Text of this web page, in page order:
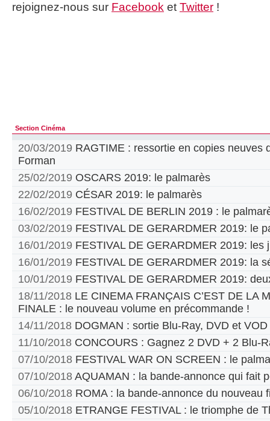
rejoignez-nous sur Facebook et Twitter !
Section Cinéma
20/03/2019 RAGTIME : ressortie en copies neuves
Forman
25/02/2019 OSCARS 2019: le palmarès
22/02/2019 CÉSAR 2019: le palmarès
16/02/2019 FESTIVAL DE BERLIN 2019 : le
03/02/2019 FESTIVAL DE GERARDMER 2019: le
16/01/2019 FESTIVAL DE GERARDMER 2019: les
16/01/2019 FESTIVAL DE GERARDMER 2019: la
10/01/2019 FESTIVAL DE GERARDMER 2019:
18/11/2018 LE CINEMA FRANÇAIS C’EST DE LA
FINALE : le nouveau volume en précommande !
14/11/2018 DOGMAN : sortie Blu-Ray, DVD et VOD
11/10/2018 CONCOURS : Gagnez 2 DVD + 2 Blu-
07/10/2018 FESTIVAL WAR ON SCREEN : le
07/10/2018 AQUAMAN : la bande-annonce qui fait
06/10/2018 ROMA : la bande-annonce du nouveau
05/10/2018 ETRANGE FESTIVAL : le triomphe de